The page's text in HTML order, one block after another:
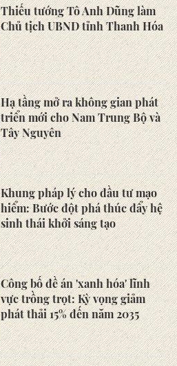
Thiếu tướng Tô Anh Dũng làm
Chủ tịch UBND tỉnh Thanh Hóa
Hạ tầng mở ra không gian phát
triển mới cho Nam Trung Bộ và
Tây Nguyên
Khung pháp lý cho đầu tư mạo
hiểm: Bước đột phá thúc đẩy hệ
sinh thái khởi sáng tạo
Công bố đề án 'xanh hóa' lĩnh
vực trồng trọt: Kỳ vọng giảm
phát thải 15% đến năm 2035